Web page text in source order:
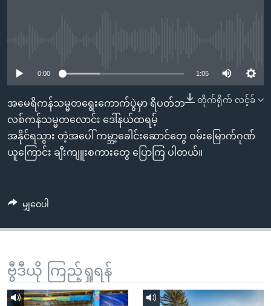
ကျော်
ကြည့်
ရှာဖွေ
နေရာ
ကျော်
ဗွီအိုအေ လူမှုကွန်ယက်များ
ဘာသာစကားများ
0:00 1:05
တိုက်ရိုက် လင့်ခ်
အမေရိကန်သမ္မတရွေးကောက်ပွဲမှာ ရီပတ်ဘ
လစ်ကန်သမ္မတလောင်း ဒေါ်နယ်ထရမ့်
အနိုင်ရသွား တဲ့အပေါ် ကမ္ဘာ့ခေါင်းဆောင်တွေ ဝမ်းမြောက်ဂုဏ်
ယူကြောင်း ချီးကျူးစကားတွေ ပြောကြ ပါတယ်။
မျှဝေပါ
ဗွီဒီယို ကြည့်ရှုရန်